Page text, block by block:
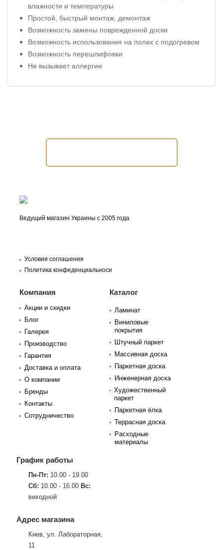
влажности и температуры
Простой, быстрый монтаж, демонтаж
Возможность замены поврежденной доски
Возможность использования на полах с подогревом
Возможность перешлифовки
Не вызывает аллергии
Ведущий магазин Украины с 2005 года
Условия соглашения
Политика конфеденциальноси
Компания
Акции и скидки
Блог
Галерея
Производство
Гарантия
Доставка и оплата
О компании
Бренды
Контакты
Сотрудничество
Каталог
Ламинат
Виниловые
покрытия
Штучный паркет
Массивная доска
Паркетная доска
Инженерная доска
Художественный
паркет
Паркетная ёлка
Террасная доска
Расходные
материалы
График работы
Пн-Пт: 10.00 - 19.00
Сб: 10.00 - 16.00 Вс:
виходной
Адрес магазина
Киев, ул. Лабораторная,
11